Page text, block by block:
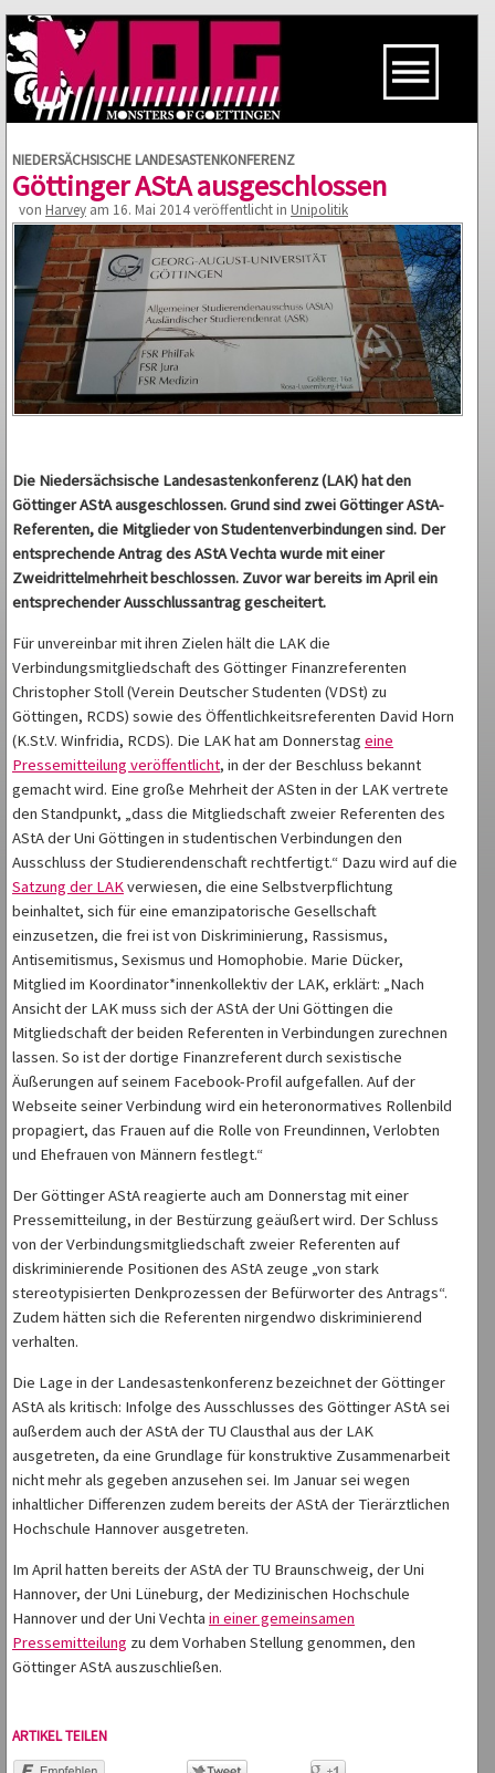
NIEDERSÄCHSISCHE LANDESASTENKONFERENZ
Göttinger AStA ausgeschlossen
von Harvey am 16. Mai 2014 veröffentlicht in Unipolitik
Die Niedersächsische Landesastenkonferenz (LAK) hat den
Göttinger AStA ausgeschlossen. Grund sind zwei Göttinger AStA-
Referenten, die Mitglieder von Studentenverbindungen sind. Der
entsprechende Antrag des AStA Vechta wurde mit einer
Zweidrittelmehrheit beschlossen. Zuvor war bereits im April ein
entsprechender Ausschlussantrag gescheitert.
Für unvereinbar mit ihren Zielen hält die LAK die
Verbindungsmitgliedschaft des Göttinger Finanzreferenten
Christopher Stoll (Verein Deutscher Studenten (VDSt) zu
Göttingen, RCDS) sowie des Öffentlichkeitsreferenten David Horn
(K.St.V. Winfridia, RCDS). Die LAK hat am Donnerstag eine
Pressemitteilung veröffentlicht, in der der Beschluss bekannt
gemacht wird. Eine große Mehrheit der ASten in der LAK vertrete
den Standpunkt, „dass die Mitgliedschaft zweier Referenten des
AStA der Uni Göttingen in studentischen Verbindungen den
Ausschluss der Studierendenschaft rechtfertigt.“ Dazu wird auf die
Satzung der LAKverwiesen, die eine Selbstverpflichtung
beinhaltet, sich für eine emanzipatorische Gesellschaft
einzusetzen, die frei ist von Diskriminierung, Rassismus,
Antisemitismus, Sexismus und Homophobie. Marie Dücker,
Mitglied im Koordinator*innenkollektiv der LAK, erklärt: „Nach
Ansicht der LAK muss sich der AStA der Uni Göttingen die
Mitgliedschaft der beiden Referenten in Verbindungen zurechnen
lassen. So ist der dortige Finanzreferent durch sexistische
Äußerungen auf seinem Facebook-Profil aufgefallen. Auf der
Webseite seiner Verbindung wird ein heteronormatives Rollenbild
propagiert, das Frauen auf die Rolle von Freundinnen, Verlobten
und Ehefrauen von Männern festlegt.“
Der Göttinger AStA reagierte auch am Donnerstag mit einer
Pressemitteilung, in der Bestürzung geäußert wird. Der Schluss
von der Verbindungsmitgliedschaft zweier Referenten auf
diskriminierende Positionen des AStA zeuge „von stark
stereotypisierten Denkprozessen der Befürworter des Antrags“.
Zudem hätten sich die Referenten nirgendwo diskriminierend
verhalten.
Die Lage in der Landesastenkonferenz bezeichnet der Göttinger
AStA als kritisch: Infolge des Ausschlusses des Göttinger AStA sei
außerdem auch der AStA der TU Clausthal aus der LAK
ausgetreten, da eine Grundlage für konstruktive Zusammenarbeit
nicht mehr als gegeben anzusehen sei. Im Januar sei wegen
inhaltlicher Differenzen zudem bereits der AStA der Tierärztlichen
Hochschule Hannover ausgetreten.
Im April hatten bereits der AStA der TU Braunschweig, der Uni
Hannover, der Uni Lüneburg, der Medizinischen Hochschule
Hannover und der Uni Vechta in einer gemeinsamen
Pressemitteilung zu dem Vorhaben Stellung genommen, den
Göttinger AStA auszuschließen.
ARTIKEL TEILEN